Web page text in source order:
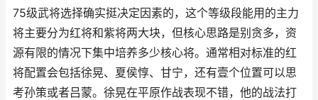
75级武将选择确实挺决定因素的，这个等级段能用的主力
将主要分为红将和紫将两大块，但核心思路是别贪多，资
源有限的情况下集中培养多少核心将。通常相对标准的红
将配置会包括徐晃、夏侯惇、甘宁，还有壹个位置可以思
考孙策或者吕蒙。徐晃在平原作战表现不错，他的战法打